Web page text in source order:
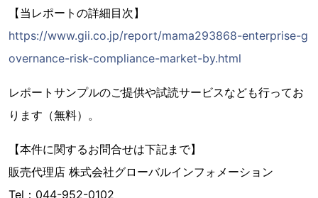
【当レポートの詳細目次】
https://www.gii.co.jp/report/mama293868-enterprise-g
overnance-risk-compliance-market-by.html
レポートサンプルのご提供や試読サービスなども行ってお
ります（無料）。
【本件に関するお問合せは下記まで】
販売代理店 株式会社グローバルインフォメーション
Tel：044-952-0102